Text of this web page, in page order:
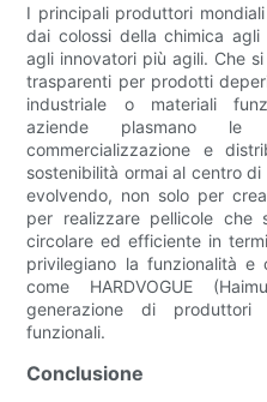
I principali produttori
dai colossi della chimica
agli innovatori più agili. Che
trasparenti per prodotti
industriale o materiali
aziende plasmano le
commercializzazione e
sostenibilità ormai al centro
evolvendo, non solo per
per realizzare pellicole che
circolare ed efficiente in
privilegiano la funzionalità
come HARDVOGUE
generazione di
funzionali.
Conclusione